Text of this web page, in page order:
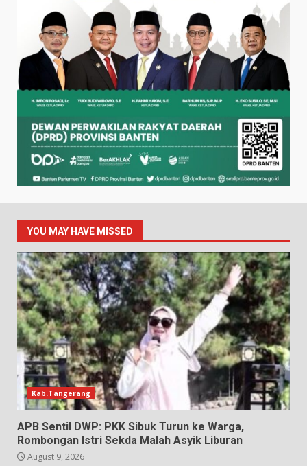
YOU MAY HAVE MISSED
Kab.Tangerang
APB Sentil DWP: PKK Sibuk Turun ke Warga,
Rombongan Istri Sekda Malah Asyik Liburan
August 9, 2026